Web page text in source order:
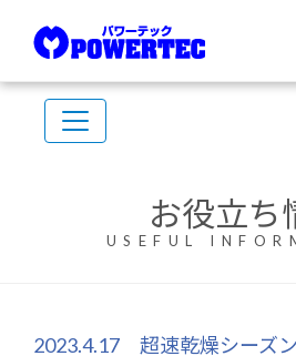
お役立ち
USEFUL
2023.4.17 超速乾燥シーズ